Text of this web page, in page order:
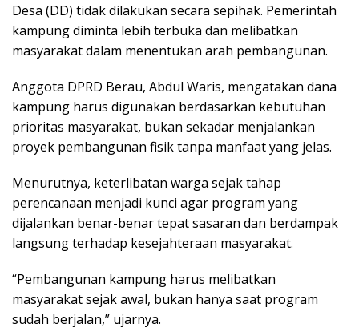
Desa (DD) tidak dilakukan secara sepihak. Pemerintah
kampung diminta lebih terbuka dan melibatkan
masyarakat dalam menentukan arah pembangunan.
Anggota DPRD Berau, Abdul Waris, mengatakan dana
kampung harus digunakan berdasarkan kebutuhan
prioritas masyarakat, bukan sekadar menjalankan
proyek pembangunan fisik tanpa manfaat yang jelas.
Menurutnya, keterlibatan warga sejak tahap
perencanaan menjadi kunci agar program yang
dijalankan benar-benar tepat sasaran dan berdampak
langsung terhadap kesejahteraan masyarakat.
“Pembangunan kampung harus melibatkan
masyarakat sejak awal, bukan hanya saat program
sudah berjalan,” ujarnya.